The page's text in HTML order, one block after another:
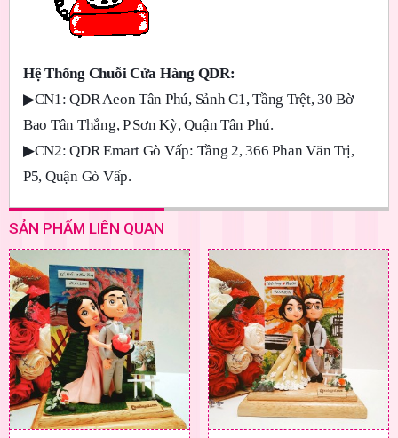
Hệ Thống Chuỗi Cửa Hàng QDR:
▶CN1: QDR Aeon Tân Phú, Sảnh C1, Tầng Trệt, 30 Bờ
Bao Tân Thắng, P Sơn Kỳ, Quận Tân Phú.
▶CN2: QDR Emart Gò Vấp: Tầng 2, 366 Phan Văn Trị,
P5, Quận Gò Vấp.
SẢN PHẨM LIÊN QUAN